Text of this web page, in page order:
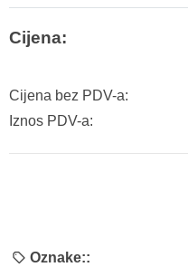
Cijena:
Cijena bez PDV-a:
Iznos PDV-a:
Oznake::